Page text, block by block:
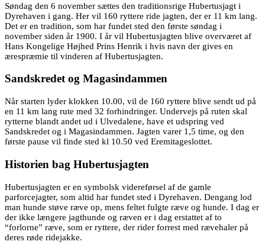
Søndag den 6 november sættes den traditionsrige Hubertusjagt i
Dyrehaven i gang. Her vil 160 ryttere ride jagten, der er 11 km lang.
Det er en tradition, som har fundet sted den første søndag i
november siden år 1900. I år vil Hubertusjagten blive overværet af
Hans Kongelige Højhed Prins Henrik i hvis navn der gives en
ærespræmie til vinderen af Hubertusjagten.
Sandskredet og Magasindammen
Når starten lyder klokken 10.00, vil de 160 ryttere blive sendt ud på
en 11 km lang rute med 32 forhindringer. Undervejs på ruten skal
rytterne blandt andet ud i Ulvedalene, have et udspring ved
Sandskredet og i Magasindammen. Jagten varer 1,5 time, og den
første pause vil finde sted kl 10.50 ved Eremitageslottet.
Historien bag Hubertusjagten
Hubertusjagten er en symbolsk videreførsel af de gamle
parforcejagter, som altid har fundet sted i Dyrehaven. Dengang lod
man hunde støve ræve op, mens feltet fulgte ræve og hunde. I dag er
der ikke længere jagthunde og ræven er i dag erstattet af to
“forlorne” ræve, som er ryttere, der rider forrest med rævehaler på
deres røde ridejakke.